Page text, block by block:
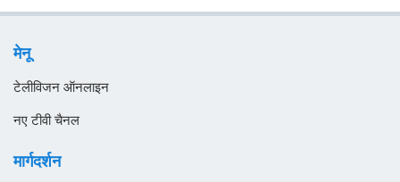
ओमान
मेनू
टेलीविजन ऑनलाइन
नए टीवी चैनल
मार्गदर्शन